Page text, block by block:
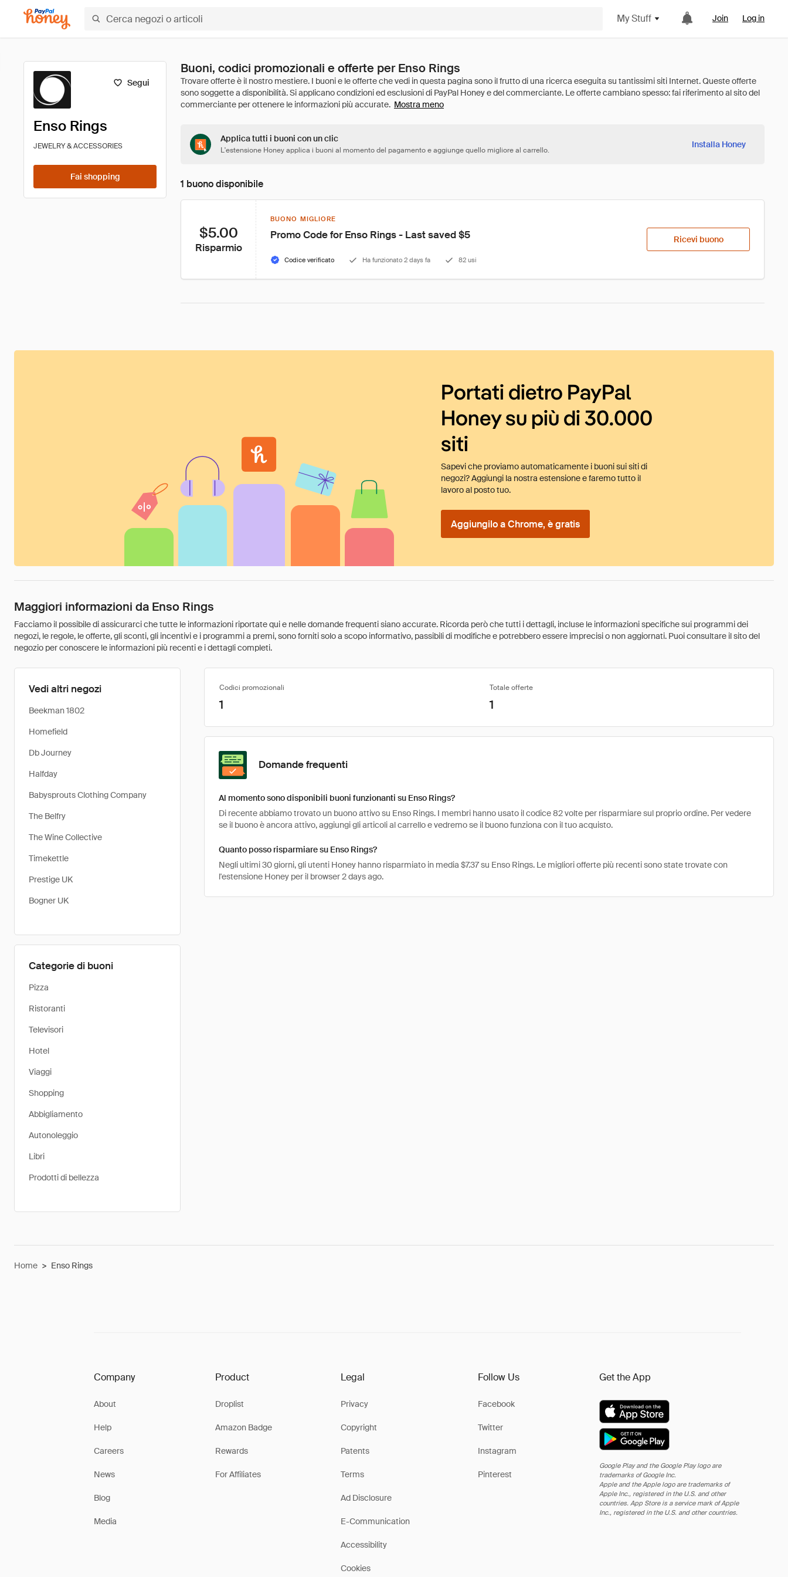
My Stuff Join Log in
Segui
Enso Rings
JEWELRY & ACCESSORIES
Fai shopping
Buoni, codici promozionali e offerte per Enso Rings
Mostra meno
Applica tutti i buoni con un clic
L'estensione Honey applica i buoni al momento del pagamento e aggiunge quello migliore al carrello.
Installa Honey
1 buono disponibile
$5.00
Risparmio
BUONO MIGLIORE
Promo Code for Enso Rings - Last saved $5
Codice verificato Ha funzionato 2 days fa 82 usi
Ricevi buono
Portati dietro PayPal
Honey su più di 30.000
siti
Sapevi che proviamo automaticamente i buoni sui siti di
negozi? Aggiungi la nostra estensione e faremo tutto il
lavoro al posto tuo.
Aggiungilo a Chrome, è gratis
Maggiori informazioni da Enso Rings
Facciamo il possibile di assicurarci che tutte le informazioni riportate qui e nelle domande frequenti siano accurate. Ricorda però che tutti i dettagli, incluse le informazioni specifiche sui programmi dei
negozi, le regole, le offerte, gli sconti, gli incentivi e i programmi a premi, sono forniti solo a scopo informativo, passibili di modifiche e potrebbero essere imprecisi o non aggiornati. Puoi consultare il sito del
negozio per conoscere le informazioni più recenti e i dettagli completi.
Vedi altri negozi
Beekman 1802
Homefield
Db Journey
Halfday
Babysprouts Clothing Company
The Belfry
The Wine Collective
Timekettle
Prestige UK
Bogner UK
Categorie di buoni
Pizza
Ristoranti
Televisori
Hotel
Viaggi
Shopping
Abbigliamento
Autonoleggio
Libri
Prodotti di bellezza
Codici promozionali Totale offerte
1 1
Domande frequenti
Al momento sono disponibili buoni funzionanti su Enso Rings?
Di recente abbiamo trovato un buono attivo su Enso Rings. I membri hanno usato il codice 82 volte per risparmiare sul proprio ordine. Per vedere
se il buono è ancora attivo, aggiungi gli articoli al carrello e vedremo se il buono funziona con il tuo acquisto.
Quanto posso risparmiare su Enso Rings?
Negli ultimi 30 giorni, gli utenti Honey hanno risparmiato in media $7.37 su Enso Rings. Le migliori offerte più recenti sono state trovate con
l'estensione Honey per il browser 2 days ago.
Home > Enso Rings
Company
About
Help
Careers
News
Blog
Media
Product
Droplist
Amazon Badge
Rewards
For Affiliates
Legal
Privacy
Copyright
Patents
Terms
Ad Disclosure
E-Communication
Accessibility
Cookies
Follow Us
Facebook
Twitter
Instagram
Pinterest
Get the App
Google Play and the Google Play logo are
trademarks of Google Inc.
Apple and the Apple logo are trademarks of
Apple Inc., registered in the U.S. and other
countries. App Store is a service mark of Apple
Inc., registered in the U.S. and other countries.